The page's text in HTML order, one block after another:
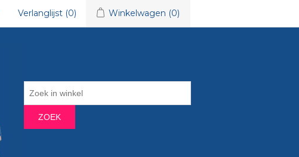
Verlanglijst (0) Winkelwagen (0)
ZOEK